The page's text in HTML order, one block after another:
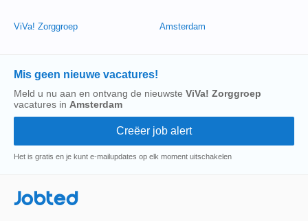
ViVa! Zorggroep Amsterdam
Mis geen nieuwe vacatures!
Meld u nu aan en ontvang de nieuwste ViVa! Zorggroep
vacatures in Amsterdam
Het is gratis en je kunt e-mailupdates op elk moment uitschakelen
Jobted